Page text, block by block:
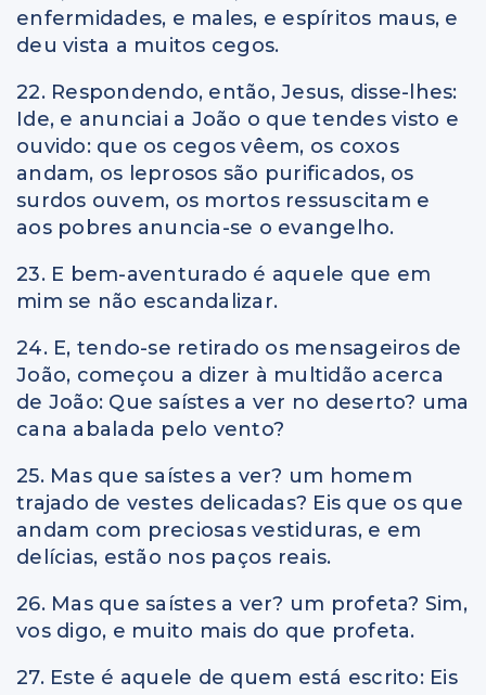
enfermidades, e males, e espíritos maus, e
deu vista a muitos cegos.
22. Respondendo, então, Jesus, disse-lhes:
Ide, e anunciai a João o que tendes visto e
ouvido: que os cegos vêem, os coxos
andam, os leprosos são purificados, os
surdos ouvem, os mortos ressuscitam e
aos pobres anuncia-se o evangelho.
23. E bem-aventurado é aquele que em
mim se não escandalizar.
24. E, tendo-se retirado os mensageiros de
João, começou a dizer à multidão acerca
de João: Que saístes a ver no deserto? uma
cana abalada pelo vento?
25. Mas que saístes a ver? um homem
trajado de vestes delicadas? Eis que os que
andam com preciosas vestiduras, e em
delícias, estão nos paços reais.
26. Mas que saístes a ver? um profeta? Sim,
vos digo, e muito mais do que profeta.
27. Este é aquele de quem está escrito: Eis